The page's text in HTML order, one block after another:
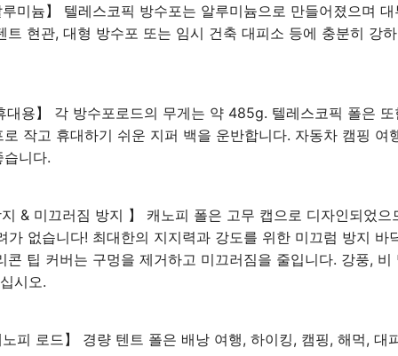
미늄】 텔레스코픽 방수포는 알루미늄으로 만들어졌으며
트 현관, 대형 방수포 또는 임시 건축 대피소 등에 충분히 강
대용】 각 방수포로드의 무게는 약 485g. 텔레스코픽 폴은
작고 휴대하기 쉬운 지퍼 백을 운반합니다. 자동차 캠핑 여
니다.
& 미끄러짐 방지 】 캐노피 폴은 고무 캡으로 디자인되었으
가 없습니다! 최대한의 지지력과 강도를 위한 미끄럼 방지 바
콘 팁 커버는 구멍을 제거하고 미끄러짐을 줄입니다. 강풍, 비
시오.
피 로드】 경량 텐트 폴은 배낭 여행, 하이킹, 캠핑, 해먹, 대